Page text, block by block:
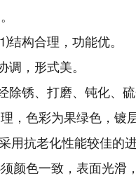
结构合理，功能优。
，形式美。
除锈、打磨、钝化、
，色彩为果绿色，镀
用抗老化性能较佳的
颜色一致，表面光滑